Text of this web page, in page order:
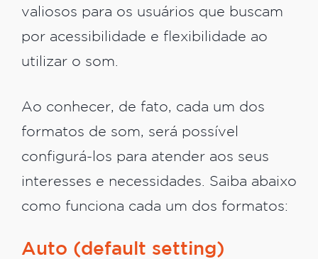
valiosos para os usuários que buscam
por acessibilidade e flexibilidade ao
utilizar o som.
Ao conhecer, de fato, cada um dos
formatos de som, será possível
configurá-los para atender aos seus
interesses e necessidades. Saiba abaixo
como funciona cada um dos formatos:
Auto (default setting)